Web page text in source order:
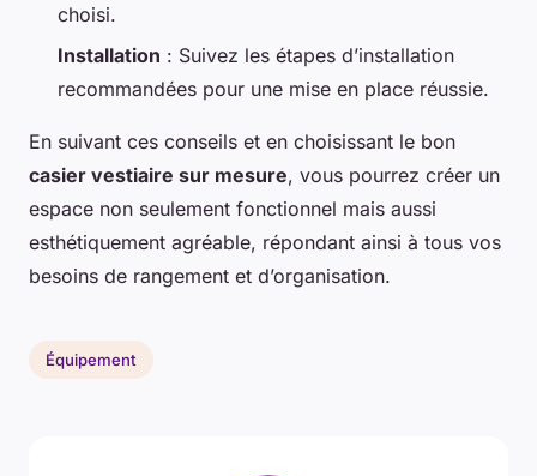
choisi.
Installation : Suivez les étapes d’installation
recommandées pour une mise en place réussie.
En suivant ces conseils et en choisissant le bon
casier vestiaire sur mesure, vous pourrez créer un
espace non seulement fonctionnel mais aussi
esthétiquement agréable, répondant ainsi à tous vos
besoins de rangement et d’organisation.
Équipement